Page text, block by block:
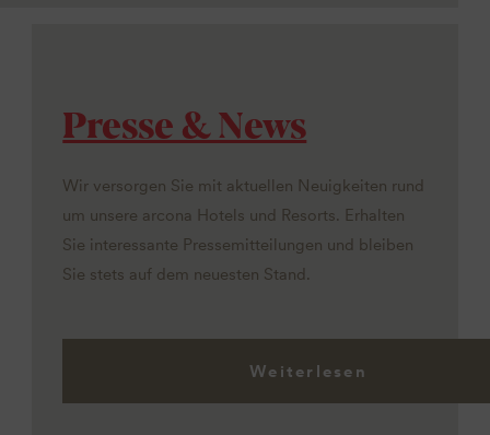
Presse & News
Wir versorgen Sie mit aktuellen Neuigkeiten rund
um unsere arcona Hotels und Resorts. Erhalten
Sie interessante Pressemitteilungen und bleiben
Sie stets auf dem neuesten Stand.
Weiterlesen